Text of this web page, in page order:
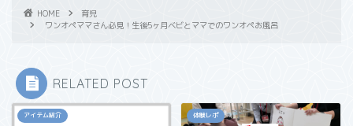
HOME
育児
ワンオペママさん必見！生後5ヶ月ベビとママでのワンオペお風呂
RELATED POST
アイテム紹介 体験レポ